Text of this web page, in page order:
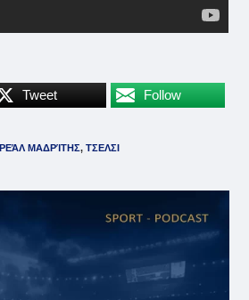
Tweet Follow
ΡΕΆΛ ΜΑΔΡΊΤΗΣ, ΤΣΕΛΣΙ